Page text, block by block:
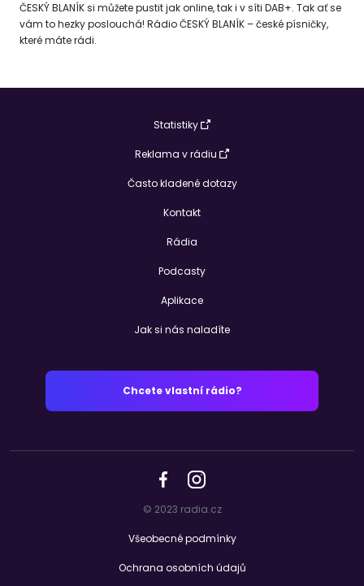
ČESKÝ BLANÍK si můžete pustit jak online, tak i v síti DAB+. Tak ať se
vám to hezky poslouchá! Rádio ČESKÝ BLANÍK – české písničky,
které máte rádi.
Statistiky
Reklama v rádiu
Často kladené dotazy
Kontakt
Rádia
Podcasty
Aplikace
Jak si nás naladíte
Chcete vlastní rádio?
© 2023 radia.cz
Všeobecné podmínky
Ochrana osobních údajů